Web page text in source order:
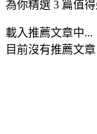
為你精選 3 篇值
載入推薦文章中...
目前沒有推薦文章